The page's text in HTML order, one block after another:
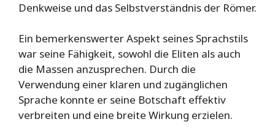
Denkweise und das Selbstverständnis der Römer.
Ein bemerkenswerter Aspekt seines Sprachstils
war seine Fähigkeit, sowohl die Eliten als auch
die Massen anzusprechen. Durch die
Verwendung einer klaren und zugänglichen
Sprache konnte er seine Botschaft effektiv
verbreiten und eine breite Wirkung erzielen.